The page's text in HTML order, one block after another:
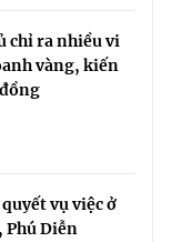
chỉ ra nhiều vi
vàng, kiến
vụ việc ở
Phú Diễn